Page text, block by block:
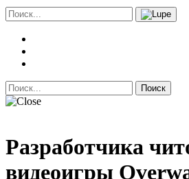
Поиск
Разработчика
видеоигры